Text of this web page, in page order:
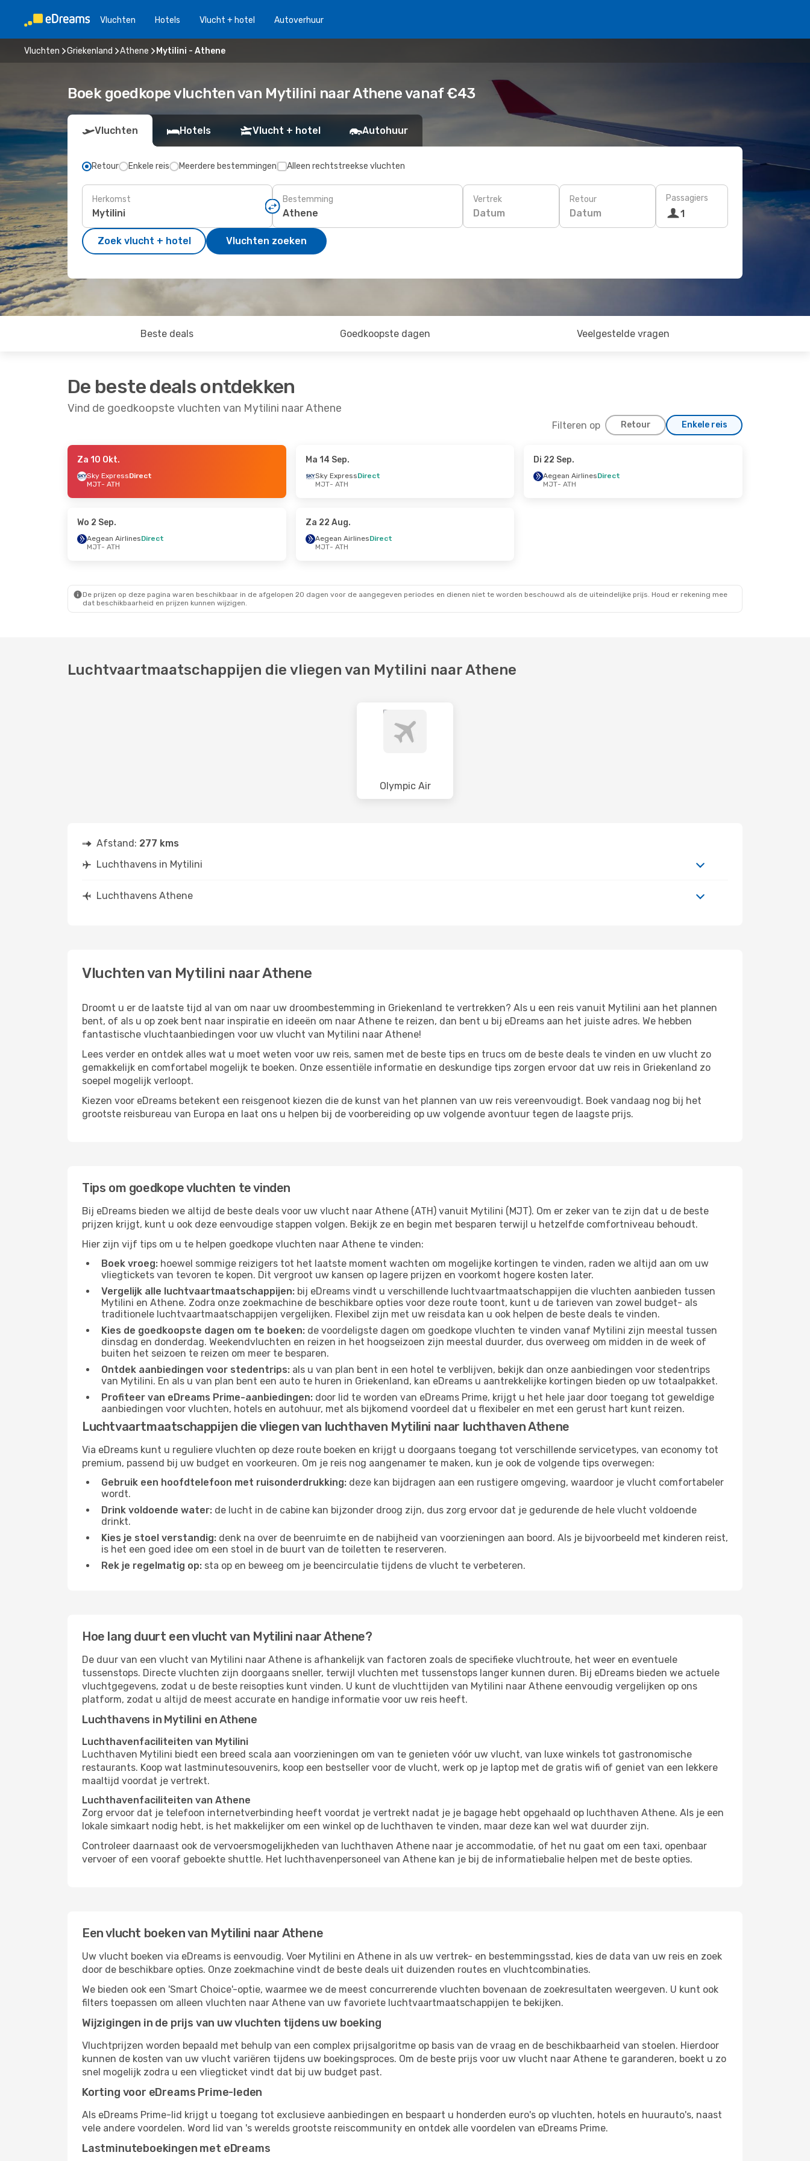
Vluchten Hotels Vlucht + hotel Autoverhuur
Vluchten Griekenland Athene Mytilini - Athene
Boek goedkope vluchten van Mytilini naar Athene vanaf €43
Vluchten Hotels Vlucht + hotel Autohuur
Retour Enkele reis Meerdere bestemmingen Alleen rechtstreekse vluchten
Herkomst Bestemming Vertrek
Datum
Retour
Datum
Passagiers
1
Zoek vlucht + hotel Vluchten zoeken
Beste deals Goedkoopste dagen Veelgestelde vragen
De beste deals ontdekken
Vind de goedkoopste vluchten van Mytilini naar Athene
Filteren op Retour Enkele reis
- Zo 13 Sep.
Za 10 Okt.
Sky ExpressDirect
MJT- ATH
Ma 14 Sep.
Sky ExpressDirect
MJT- ATH
Di 22 Sep.
Aegean AirlinesDirect
MJT- ATH
Wo 2 Sep.
Aegean AirlinesDirect
MJT- ATH
Za 22 Aug.
Aegean AirlinesDirect
MJT- ATH
De prijzen op deze pagina waren beschikbaar in de afgelopen 20 dagen voor de aangegeven periodes en dienen niet te worden beschouwd als de uiteindelijke prijs. Houd er rekening mee
dat beschikbaarheid en prijzen kunnen wijzigen.
Luchtvaartmaatschappijen die vliegen van Mytilini naar Athene
Olympic Air
Afstand: 277 kms
Luchthavens in Mytilini
Luchthavens Athene
Vluchten van Mytilini naar Athene
Droomt u er de laatste tijd al van om naar uw droombestemming in Griekenland te vertrekken? Als u een reis vanuit Mytilini aan het plannen
bent, of als u op zoek bent naar inspiratie en ideeën om naar Athene te reizen, dan bent u bij eDreams aan het juiste adres. We hebben
fantastische vluchtaanbiedingen voor uw vlucht van Mytilini naar Athene!
Lees verder en ontdek alles wat u moet weten voor uw reis, samen met de beste tips en trucs om de beste deals te vinden en uw vlucht zo
gemakkelijk en comfortabel mogelijk te boeken. Onze essentiële informatie en deskundige tips zorgen ervoor dat uw reis in Griekenland zo
soepel mogelijk verloopt.
Kiezen voor eDreams betekent een reisgenoot kiezen die de kunst van het plannen van uw reis vereenvoudigt. Boek vandaag nog bij het
grootste reisbureau van Europa en laat ons u helpen bij de voorbereiding op uw volgende avontuur tegen de laagste prijs.
Tips om goedkope vluchten te vinden
Bij eDreams bieden we altijd de beste deals voor uw vlucht naar Athene (ATH) vanuit Mytilini (MJT). Om er zeker van te zijn dat u de beste
prijzen krijgt, kunt u ook deze eenvoudige stappen volgen. Bekijk ze en begin met besparen terwijl u hetzelfde comfortniveau behoudt.
Hier zijn vijf tips om u te helpen goedkope vluchten naar Athene te vinden:
Boek vroeg: hoewel sommige reizigers tot het laatste moment wachten om mogelijke kortingen te vinden, raden we altijd aan om uw
vliegtickets van tevoren te kopen. Dit vergroot uw kansen op lagere prijzen en voorkomt hogere kosten later.
Vergelijk alle luchtvaartmaatschappijen: bij eDreams vindt u verschillende luchtvaartmaatschappijen die vluchten aanbieden tussen
Mytilini en Athene. Zodra onze zoekmachine de beschikbare opties voor deze route toont, kunt u de tarieven van zowel budget- als
traditionele luchtvaartmaatschappijen vergelijken. Flexibel zijn met uw reisdata kan u ook helpen de beste deals te vinden.
Kies de goedkoopste dagen om te boeken: de voordeligste dagen om goedkope vluchten te vinden vanaf Mytilini zijn meestal tussen
dinsdag en donderdag. Weekendvluchten en reizen in het hoogseizoen zijn meestal duurder, dus overweeg om midden in de week of
buiten het seizoen te reizen om meer te besparen.
Ontdek aanbiedingen voor stedentrips: als u van plan bent in een hotel te verblijven, bekijk dan onze aanbiedingen voor stedentrips
van Mytilini. En als u van plan bent een auto te huren in Griekenland, kan eDreams u aantrekkelijke kortingen bieden op uw totaalpakket.
Profiteer van eDreams Prime-aanbiedingen: door lid te worden van eDreams Prime, krijgt u het hele jaar door toegang tot geweldige
aanbiedingen voor vluchten, hotels en autohuur, met als bijkomend voordeel dat u flexibeler en met een gerust hart kunt reizen.
Luchtvaartmaatschappijen die vliegen van luchthaven Mytilini naar luchthaven Athene
Via eDreams kunt u reguliere vluchten op deze route boeken en krijgt u doorgaans toegang tot verschillende servicetypes, van economy tot
premium, passend bij uw budget en voorkeuren. Om je reis nog aangenamer te maken, kun je ook de volgende tips overwegen:
Gebruik een hoofdtelefoon met ruisonderdrukking: deze kan bijdragen aan een rustigere omgeving, waardoor je vlucht comfortabeler
wordt.
Drink voldoende water: de lucht in de cabine kan bijzonder droog zijn, dus zorg ervoor dat je gedurende de hele vlucht voldoende
drinkt.
Kies je stoel verstandig: denk na over de beenruimte en de nabijheid van voorzieningen aan boord. Als je bijvoorbeeld met kinderen reist,
is het een goed idee om een ​​stoel in de buurt van de toiletten te reserveren.
Rek je regelmatig op: sta op en beweeg om je beencirculatie tijdens de vlucht te verbeteren.
Hoe lang duurt een vlucht van Mytilini naar Athene?
De duur van een vlucht van Mytilini naar Athene is afhankelijk van factoren zoals de specifieke vluchtroute, het weer en eventuele
tussenstops. Directe vluchten zijn doorgaans sneller, terwijl vluchten met tussenstops langer kunnen duren. Bij eDreams bieden we actuele
vluchtgegevens, zodat u de beste reisopties kunt vinden. U kunt de vluchttijden van Mytilini naar Athene eenvoudig vergelijken op ons
platform, zodat u altijd de meest accurate en handige informatie voor uw reis heeft.
Luchthavens in Mytilini en Athene
Luchthavenfaciliteiten van Mytilini
Luchthaven Mytilini biedt een breed scala aan voorzieningen om van te genieten vóór uw vlucht, van luxe winkels tot gastronomische
restaurants. Koop wat lastminutesouvenirs, koop een bestseller voor de vlucht, werk op je laptop met de gratis wifi of geniet van een lekkere
maaltijd voordat je vertrekt.
Luchthavenfaciliteiten van Athene
Zorg ervoor dat je telefoon internetverbinding heeft voordat je vertrekt nadat je je bagage hebt opgehaald op luchthaven Athene. Als je een
lokale simkaart nodig hebt, is het makkelijker om een ​​winkel op de luchthaven te vinden, maar deze kan wel wat duurder zijn.
Controleer daarnaast ook de vervoersmogelijkheden van luchthaven Athene naar je accommodatie, of het nu gaat om een ​​taxi, openbaar
vervoer of een vooraf geboekte shuttle. Het luchthavenpersoneel van Athene kan je bij de informatiebalie helpen met de beste opties.
Een vlucht boeken van Mytilini naar Athene
Uw vlucht boeken via eDreams is eenvoudig. Voer Mytilini en Athene in als uw vertrek- en bestemmingsstad, kies de data van uw reis en zoek
door de beschikbare opties. Onze zoekmachine vindt de beste deals uit duizenden routes en vluchtcombinaties.
We bieden ook een 'Smart Choice'-optie, waarmee we de meest concurrerende vluchten bovenaan de zoekresultaten weergeven. U kunt ook
filters toepassen om alleen vluchten naar Athene van uw favoriete luchtvaartmaatschappijen te bekijken.
Wijzigingen in de prijs van uw vluchten tijdens uw boeking
Vluchtprijzen worden bepaald met behulp van een complex prijsalgoritme op basis van de vraag en de beschikbaarheid van stoelen. Hierdoor
kunnen de kosten van uw vlucht variëren tijdens uw boekingsproces. Om de beste prijs voor uw vlucht naar Athene te garanderen, boekt u zo
snel mogelijk zodra u een vliegticket vindt dat bij uw budget past.
Korting voor eDreams Prime-leden
Als eDreams Prime-lid krijgt u toegang tot exclusieve aanbiedingen en bespaart u honderden euro's op vluchten, hotels en huurauto's, naast
vele andere voordelen. Word lid van 's werelds grootste reiscommunity en ontdek alle voordelen van eDreams Prime.
Lastminuteboekingen met eDreams